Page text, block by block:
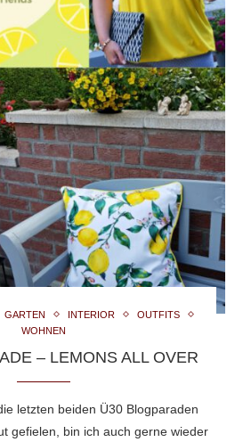
GARTEN INTERIOR
OUTFITS
WOHNEN
– LEMONS ALL OVER
letzten beiden Ü30 Blogparaden
gefielen, bin ich auch gerne wieder